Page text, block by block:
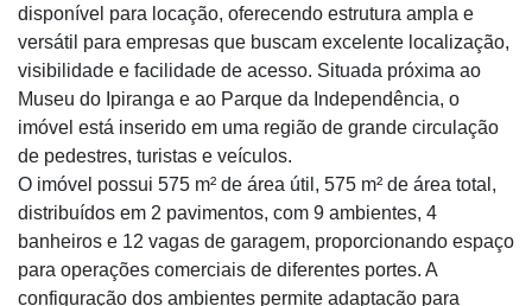
disponível para locação, oferecendo estrutura ampla e
versátil para empresas que buscam excelente localização,
visibilidade e facilidade de acesso. Situada próxima ao
Museu do Ipiranga e ao Parque da Independência, o
imóvel está inserido em uma região de grande circulação
de pedestres, turistas e veículos.
O imóvel possui 575 m² de área útil, 575 m² de área total,
distribuídos em 2 pavimentos, com 9 ambientes, 4
banheiros e 12 vagas de garagem, proporcionando espaço
para operações comerciais de diferentes portes. A
configuração dos ambientes permite adaptação para